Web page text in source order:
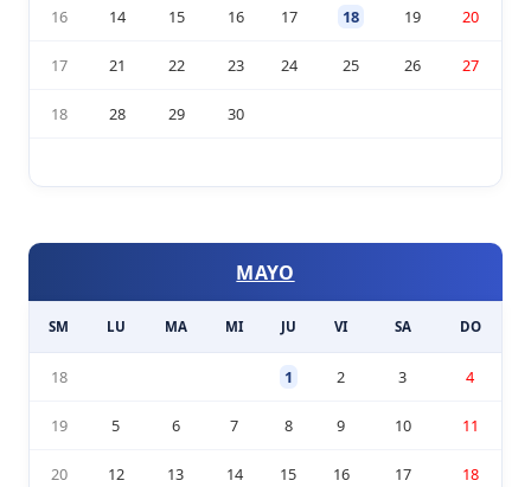
16 14 15 16 17 18 19 20
17 21 22 23 24 25 26 27
18 28 29 30
MAYO
SM LU MA MI JU VI SA DO
18 1 2 3 4
19 5 6 7 8 9 10 11
20 12 13 14 15 16 17 18